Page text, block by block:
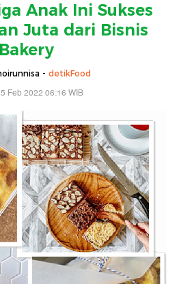
Anak Ini Sukses
Juta dari Bisnis
Bakery
- detikFood
Feb 2022 06:16 WIB